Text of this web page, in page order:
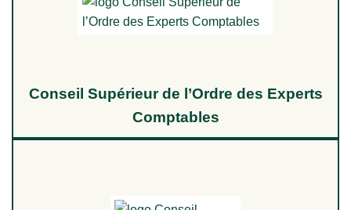
Conseil Supérieur de l’Ordre des Experts
Comptables